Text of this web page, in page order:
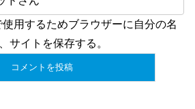
用するためブラウザーに自分の名
サイトを保存する。